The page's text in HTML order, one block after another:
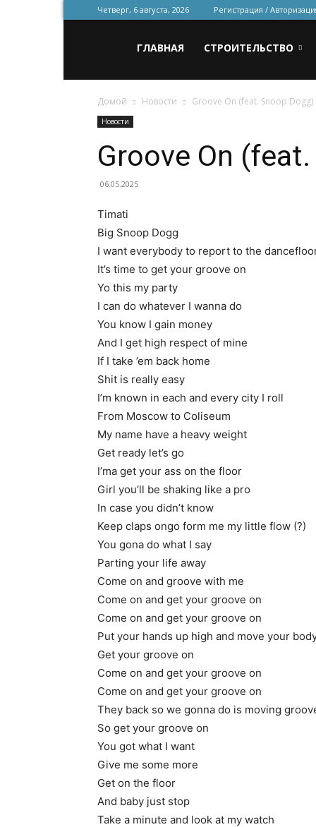
Четверг, 6 августа, 2026 Регистрация /
для
строительства
и
ремонта
ГЛАВНАЯ СТРОИТЕЛЬСТВО
Домой Новости Groove On (feat. Snoop Dogg)
Новости
Groove On
06.05.2025
Timati
Big Snoop Dogg
I want everybody to report to the
It’s time to get your groove on
Yo this my party
I can do whatever I wanna do
You know I gain money
And I get high respect of mine
If I take ’em back home
Shit is really easy
I’m known in each and every city I roll
From Moscow to Coliseum
My name have a heavy weight
Get ready let’s go
I’ma get your ass on the floor
Girl you’ll be shaking like a pro
In case you didn’t know
Keep claps ongo form me my little flow (?)
You gona do what I say
Parting your life away
Come on and groove with me
Come on and get your groove on
Come on and get your groove on
Put your hands up high and move your
Get your groove on
Come on and get your groove on
Come on and get your groove on
They back so we gonna do is moving
So get your groove on
You got what I want
Give me some more
Get on the floor
And baby just stop
Take a minute and look at my watch